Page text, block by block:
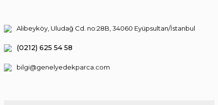
Alibeyköy, Uludağ Cd. no:28B, 34060 Eyüpsultan/İstanbul
(0212) 625 54 58
bilgi@genelyedekparca.com